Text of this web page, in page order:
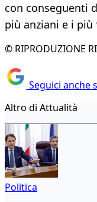
con conseguenti
più anziani e i più
© RIPRODUZIONE
Seguici anche
Altro di Attualità
Politica